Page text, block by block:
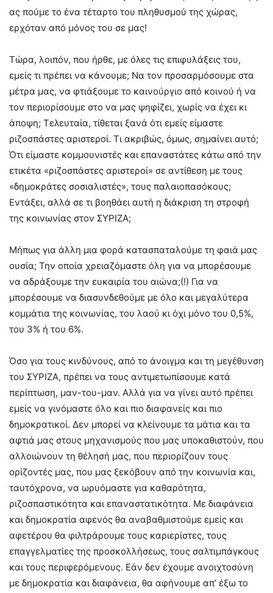
ας πούμε το ένα τέταρτο του πληθυσμού της χώρας,
ερχόταν από μόνος του σε μας!
Τώρα, λοιπόν, που ήρθε, με όλες τις επιφυλάξεις του,
εμείς τι πρέπει να κάνουμε; Να τον προσαρμόσουμε στα
μέτρα μας, να φτιάξουμε το καινούργιο από κοινού ή να
τον περιορίσουμε στο να μας ψηφίζει, χωρίς να έχει κι
άποψη; Τελευταία, τίθεται ξανά ότι εμείς είμαστε
ριζοσπάστες αριστεροί. Τι ακριβώς, όμως, σημαίνει αυτό;
Ότι είμαστε κομμουνιστές και επαναστάτες κάτω από την
ετικέτα «ριζοσπάστες αριστεροί» σε αντίθεση με τους
«δημοκράτες σοσιαλιστές», τους παλαιοπασόκους;
Εντάξει, αλλά σε τι βοηθάει αυτή η διάκριση τη στροφή
της κοινωνίας στον ΣΥΡΙΖΑ;
Μήπως για άλλη μια φορά κατασπαταλούμε τη φαιά μας
ουσία; Την οποία χρειαζόμαστε όλη για να μπορέσουμε
να αδράξουμε την ευκαιρία του αιώνα;(!) Για να
μπορέσουμε να διασυνδεθούμε με όλο και μεγαλύτερα
κομμάτια της κοινωνίας, του λαού κι όχι μόνο του 0,5%,
του 3% ή του 6%.
Όσο για τους κινδύνους, από το άνοιγμα και τη μεγέθυνση
του ΣΥΡΙΖΑ, πρέπει να τους αντιμετωπίσουμε κατά
περίπτωση, μαν-του-μαν. Αλλά για να γίνει αυτό πρέπει
εμείς να γινόμαστε όλο και πιο διαφανείς και πιο
δημοκρατικοί. Δεν μπορεί να κλείνουμε τα μάτια και τα
αφτιά μας στους μηχανισμούς που μας υποκαθιστούν, που
αλλοιώνουν τη θέλησή μας, που περιορίζουν τους
ορίζοντές μας, που μας ξεκόβουν από την κοινωνία και,
ταυτόχρονα, να ωρυόμαστε για καθαρότητα,
ριζοσπαστικότητα και επαναστατικότητα. Με διαφάνεια
και δημοκρατία αφενός θα αναβαθμιστούμε εμείς και
αφετέρου θα φιλτράρουμε τους καριερίστες, τους
επαγγελματίες της προσκολλήσεως, τους σαλτιμπάγκους
και τους περιφερόμενους. Εάν δεν έχουμε ανοιχτοσύνη
με δημοκρατία και διαφάνεια, θα αφήνουμε απ’ έξω το